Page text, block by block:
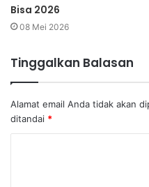
Bisa 2026
08 Mei 2026
Tinggalkan Balasan
Alamat email Anda tidak akan
ditandai *